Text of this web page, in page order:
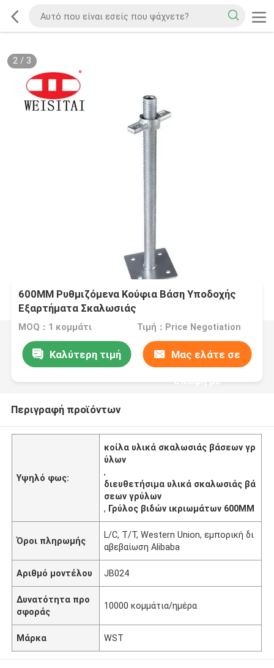
2/ 3
600MM Ρυθμιζόμενα Κούφια Βάση Υποδοχής
Εξαρτήματα Σκαλωσιάς
MOQ：1 κομμάτι Τιμή：Price Negotiation
Καλύτερη τιμή Μας ελάτε σε
επαφή με
Περιγραφή προϊόντων
Υψηλό φως:
κοίλα υλικά σκαλωσιάς βάσεων γρ
ύλων
,
διευθετήσιμα υλικά σκαλωσιάς βά
σεων γρύλων
, Γρύλος βιδών ικριωμάτων 600MM
Όροι πληρωμής
L/C, T/T, Western Union, εμπορική δι
αβεβαίωση Alibaba
Αριθμό μοντέλου JB024
Δυνατότητα προ
σφοράς
10000 κομμάτια/ημέρα
Μάρκα WST